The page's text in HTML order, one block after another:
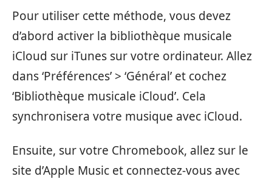
Pour utiliser cette méthode, vous devez
d’abord activer la bibliothèque musicale
iCloud sur iTunes sur votre ordinateur. Allez
dans ‘Préférences’ > ‘Général’ et cochez
‘Bibliothèque musicale iCloud’. Cela
synchronisera votre musique avec iCloud.
Ensuite, sur votre Chromebook, allez sur le
site d’Apple Music et connectez-vous avec